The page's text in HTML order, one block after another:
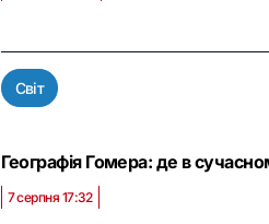
Світ
Географія Гомера: де в
7 серпня 17:32